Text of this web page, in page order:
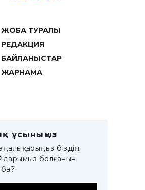
ЖОБА ТУРАЛЫ
РЕДАКЦИЯ
БАЙЛАНЫСТАР
ЖАРНАМА
ұсыныңыз
біздің
болғанын
ба?